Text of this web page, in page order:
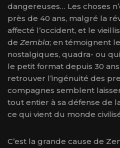
dangereuses… Les choses
près de 40 ans, malgré la
affecté l’occident, et le
de Zembla; en témoignent
nostalgiques, quadra- ou
le petit format depuis 30
retrouver l’ingénuité des
compagnes semblent
tout entier à sa défense de
ce qui vient du monde
C’est la grande cause de